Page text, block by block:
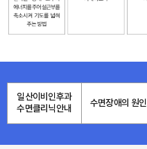
일산이비인후과
수면클리닉안내
수면장애의 원인